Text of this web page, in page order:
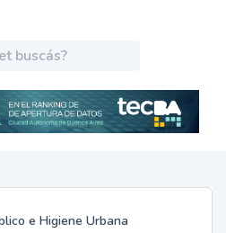
e Higiene Urbana